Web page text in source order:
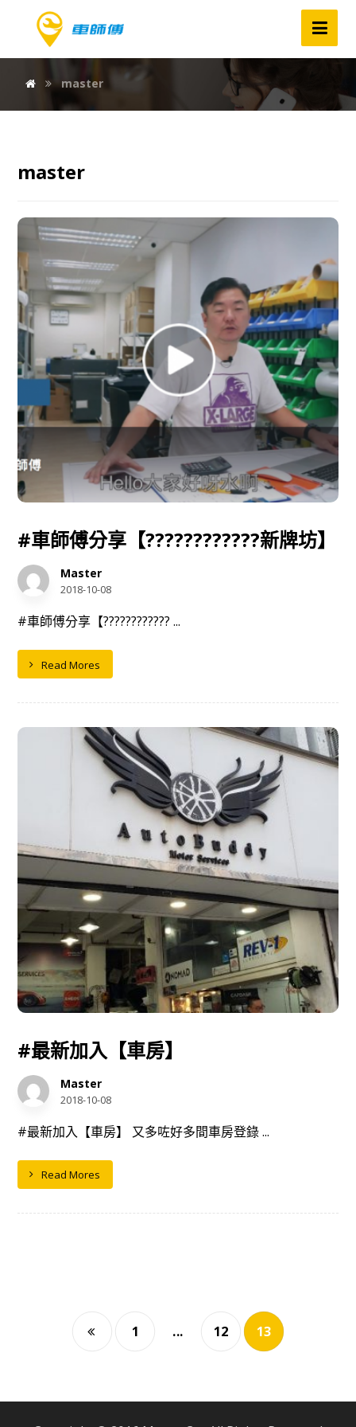
master
master
#車師傅分享【????????‍????新牌坊】
Master
2018-10-08
#車師傅分享【????????‍???? ...
Read Mores
#最新加入【車房】
Master
2018-10-08
#最新加入【車房】 又多咗好多間車房登錄 ...
Read Mores
1 ... 12 13